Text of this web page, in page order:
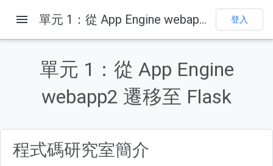
1. 設定專案
2. 下載基準範例應用程式
3. (重新) 熟悉 gcloud 指令
1. 建立「requirements.txt」
menu 單元 1：從 App Engine webapp2 遷移至 Flask 登入
單元 1：從 App Engine
webapp2 遷移至 Flask
程式碼研究室簡介